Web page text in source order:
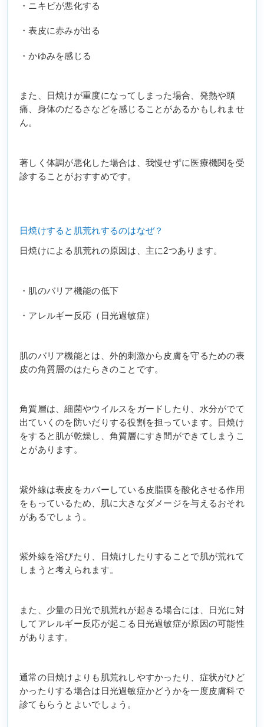
・ニキビが悪化する
・表皮に赤みが出る
・かゆみを感じる
また、日焼けが重度になってしまった場合、発熱や頭
痛、身体のだるさなどを感じることがあるかもしれませ
ん。
著しく体調が悪化した場合は、我慢せずに医療機関を受
診することがおすすめです。
日焼けすると肌荒れするのはなぜ？
日焼けによる肌荒れの原因は、主に2つあります。
・肌のバリア機能の低下
・アレルギー反応（日光過敏症）
肌のバリア機能とは、外的刺激から皮膚を守るための表
皮の角質層のはたらきのことです。
角質層は、細菌やウイルスをガードしたり、水分がでて
出ていくのを防いだりする役割を担っています。日焼け
をすると肌が乾燥し、角質層にすき間ができてしまうこ
とがあります。
紫外線は表皮をカバーしている皮脂膜を酸化させる作用
をもっているため、肌に大きなダメージを与えるおそれ
があるでしょう。
紫外線を浴びたり、日焼けしたりすることで肌が荒れて
しまうと考えられます。
また、少量の日光で肌荒れが起きる場合には、日光に対
してアレルギー反応が起こる日光過敏症が原因の可能性
があります。
通常の日焼けよりも肌荒れしやすかったり、症状がひど
かったりする場合は日光過敏症かどうかを一度皮膚科で
診てもらうとよいでしょう。